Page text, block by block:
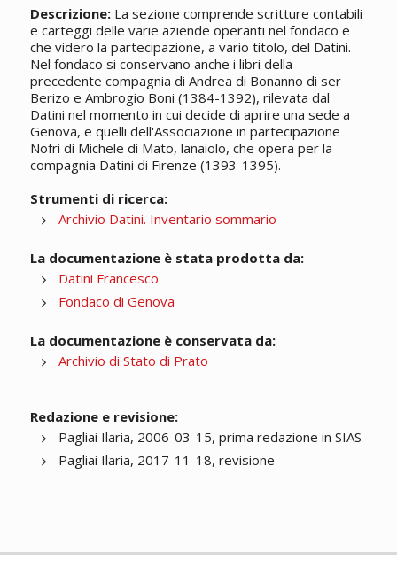
Descrizione:La sezione comprende scritture contabili
e carteggi delle varie aziende operanti nel fondaco e
che videro la partecipazione, a vario titolo, del Datini.
Nel fondaco si conservano anche i libri della
precedente compagnia di Andrea di Bonanno di ser
Berizo e Ambrogio Boni (1384-1392), rilevata dal
Datini nel momento in cui decide di aprire una sede a
Genova, e quelli dell'Associazione in partecipazione
Nofri di Michele di Mato, lanaiolo, che opera per la
compagnia Datini di Firenze (1393-1395).
Strumenti di ricerca:
Archivio Datini. Inventario sommario
La documentazione è stata prodotta da:
Datini Francesco
Fondaco di Genova
La documentazione è conservata da:
Archivio di Stato di Prato
Redazione e revisione:
Pagliai Ilaria, 2006-03-15, prima redazione in SIAS
Pagliai Ilaria, 2017-11-18, revisione